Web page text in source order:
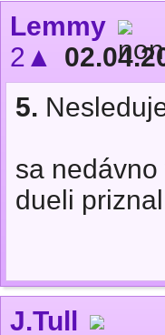
Lemmy
2▲
5.
sa
dueli priznal
J.Tull